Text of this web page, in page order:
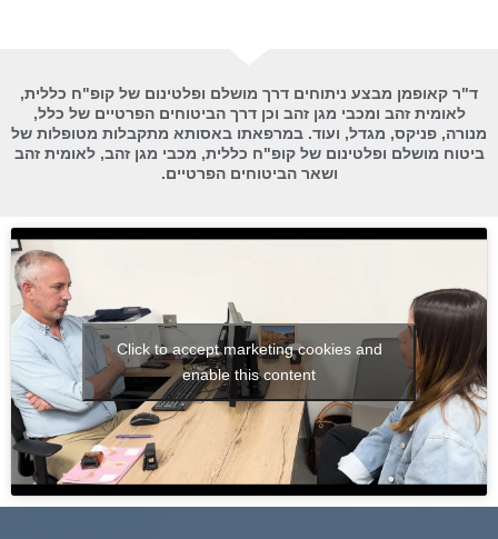
ד"ר קאופמן מבצע ניתוחים דרך מושלם ופלטינום של קופ"ח כללית,
לאומית זהב ומכבי מגן זהב וכן דרך הביטוחים הפרטיים של כלל,
מנורה, פניקס, מגדל, ועוד. במרפאתו באסותא מתקבלות מטופלות של
ביטוח מושלם ופלטינום של קופ"ח כללית, מכבי מגן זהב, לאומית זהב
ושאר הביטוחים הפרטיים.
Click to accept marketing cookies and
enable this content